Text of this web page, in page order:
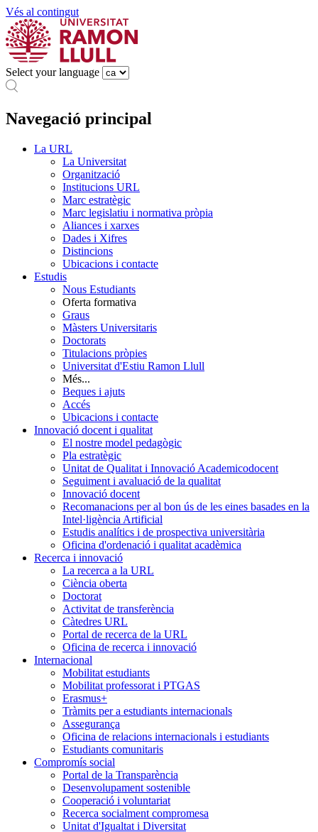
Vés al contingut
Select your language
Navegació principal
La URL
La Universitat
Organització
Institucions URL
Marc estratègic
Marc legislatiu i normativa pròpia
Aliances i xarxes
Dades i Xifres
Distincions
Ubicacions i contacte
Estudis
Nous Estudiants
Oferta formativa
Graus
Màsters Universitaris
Doctorats
Titulacions pròpies
Universitat d'Estiu Ramon Llull
Més...
Beques i ajuts
Accés
Ubicacions i contacte
Innovació docent i qualitat
El nostre model pedagògic
Pla estratègic
Unitat de Qualitat i Innovació Academicodocent
Seguiment i avaluació de la qualitat
Innovació docent
Recomanacions per al bon ús de les eines basades en la
Intel·ligència Artificial
Estudis analítics i de prospectiva universitària
Oficina d'ordenació i qualitat acadèmica
Recerca i innovació
La recerca a la URL
Ciència oberta
Doctorat
Activitat de transferència
Càtedres URL
Portal de recerca de la URL
Oficina de recerca i innovació
Internacional
Mobilitat estudiants
Mobilitat professorat i PTGAS
Erasmus+
Tràmits per a estudiants internacionals
Assegurança
Oficina de relacions internacionals i estudiants
Estudiants comunitaris
Compromís social
Portal de la Transparència
Desenvolupament sostenible
Cooperació i voluntariat
Recerca socialment compromesa
Unitat d'Igualtat i Diversitat